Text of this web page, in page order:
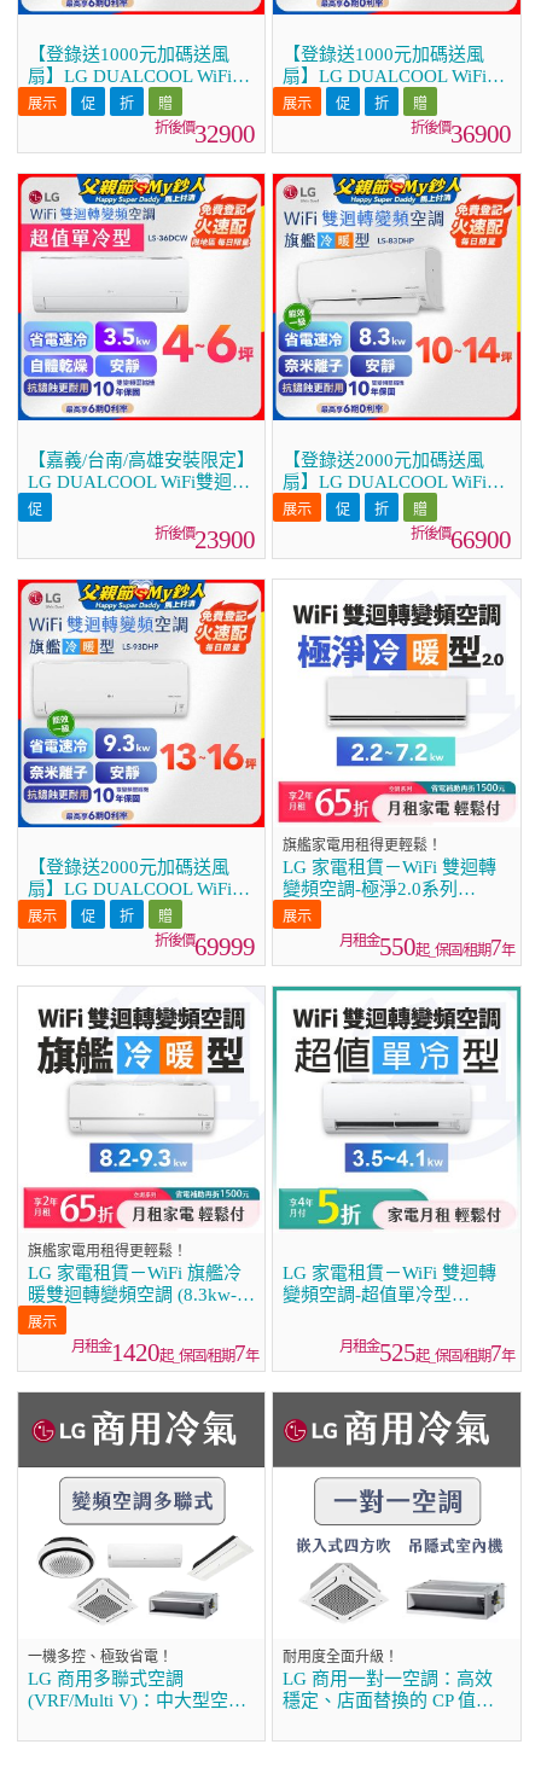
【登錄送1000元加碼送風
扇】LG DUALCOOL WiFi雙
迴轉變頻空調 - 旗艦冷暖型
_3.5kw LS-36DHPM
32900
【登錄送1000元加碼送風
扇】LG DUALCOOL WiFi雙
迴轉變頻空調 - 旗艦冷暖型
_4.1kw LS-41DHPM
36900
【嘉義/台南/高雄安裝限定】
LG DUALCOOL WiFi雙迴轉
變頻空調 - 超值單冷型
_3.5kW LS-36DCW
23900
【登錄送2000元加碼送風
扇】LG DUALCOOL WiFi雙
迴轉變頻空調 - 旗艦冷暖型
_8.3kw LS-83DHP
66900
【登錄送2000元加碼送風
扇】LG DUALCOOL WiFi雙
迴轉變頻空調 - 旗艦冷暖型
_9.3kw LS-93DHP
69999
旗艦家電用租得更輕鬆！
LG 家電租賃－WiFi 雙迴轉
變頻空調-極淨2.0系列
(2.2kw~7.2kw)
550起_保固/租期7年
旗艦家電用租得更輕鬆！
LG 家電租賃－WiFi 旗艦冷
暖雙迴轉變頻空調 (8.3kw-
9.3kw)
1420起_保固/租期7年
LG 家電租賃－WiFi 雙迴轉
變頻空調-超值單冷型
525起_保固/租期7年
一機多控、極致省電！
LG 商用多聯式空調
(VRF/Multi V)：中大型空間
耐用度全面升級！
LG 商用一對一空調：高效
穩定、店面替換的 CP 值首